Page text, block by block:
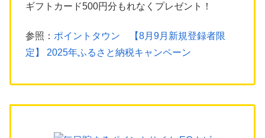
ギフトカード500円分もれなくプレゼント！
参照： ポイントタウン 【8月9月新規登録者限
定】 2025年ふるさと納税キャンペーン